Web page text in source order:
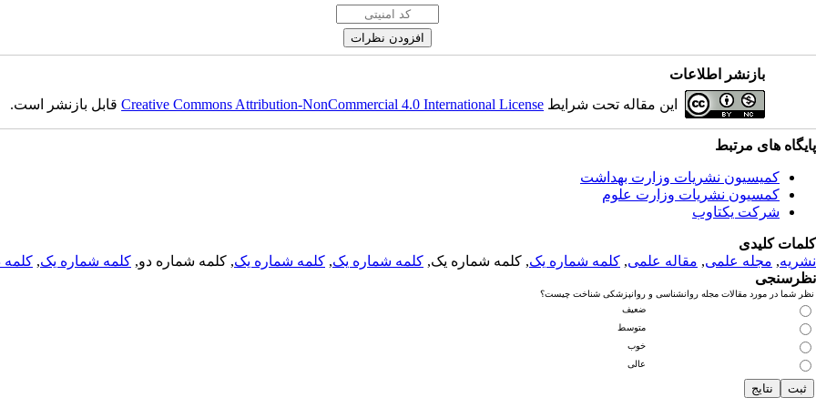
بازنشر اطلاعات
این مقاله تحت شرایط Creative Commons Attribution-NonCommercial 4.0 International Licenseقابل بازنشر است.
پایگاه های مرتبط
کمیسیون نشریات وزارت بهداشت
کمسیون نشریات وزارت علوم
شرکت یکتاوب
کلمات کلیدی
نشریه, مجله علمی, مقاله علمی, کلمه شماره یک, کلمه شماره یک, کلمه شماره یک, کلمه شماره یک, کلمه شماره دو, کلمه شماره یک, کلمه
نظرسنجی
نظر شما در مورد مقالات مجله روانشناسی و روانپزشکی شناخت چیست؟
ضعیف
متوسط
خوب
عالی